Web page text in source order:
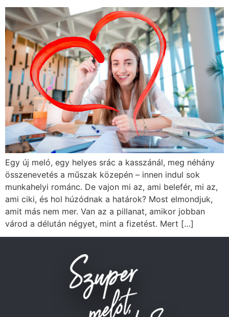
Egy új meló, egy helyes srác a kasszánál, meg néhány
összenevetés a műszak közepén – innen indul sok
munkahelyi románc. De vajon mi az, ami belefér, mi az,
ami ciki, és hol húzódnak a határok? Most elmondjuk,
amit más nem mer. Van az a pillanat, amikor jobban
várod a délután négyet, mint a fizetést. Mert […]